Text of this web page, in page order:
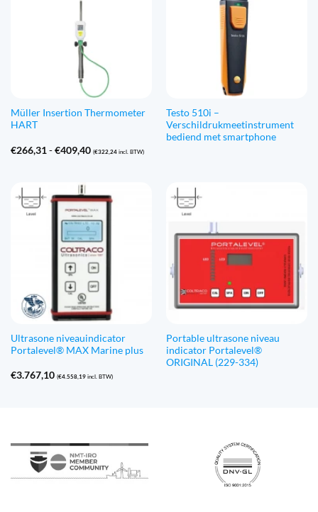
Müller Insertion Thermometer
HART
€266,31 - €409,40Prijsklasse:
(€322,24incl. BTW)
Testo 510i –
Verschildrukmeetinstrument
bediend met smartphone
Ultrasone niveauindicator
Portalevel® MAX Marine plus
€3.767,10 (€4.558,19incl. BTW)
Portable ultrasone niveau
indicator Portalevel®
ORIGINAL (229-334)